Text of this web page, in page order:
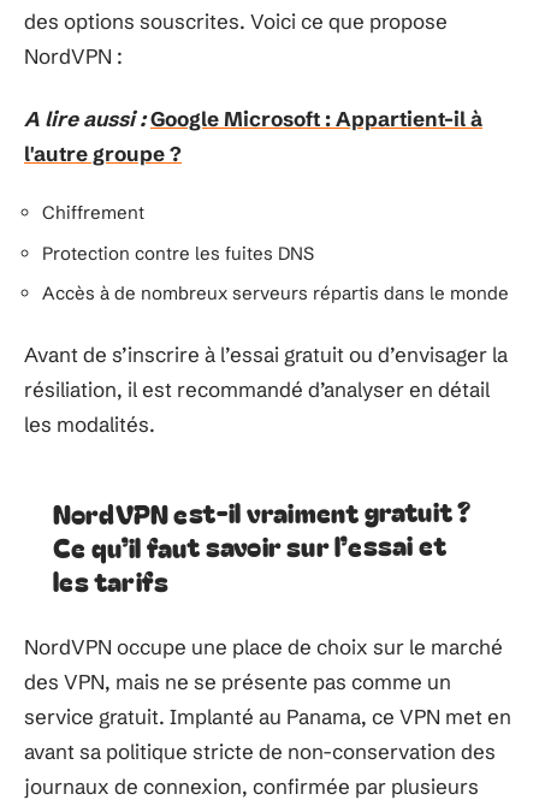
des options souscrites. Voici ce que propose
NordVPN :
A lire aussi :Google Microsoft : Appartient-il à
l'autre groupe ?
Chiffrement
Protection contre les fuites DNS
Accès à de nombreux serveurs répartis dans le monde
Avant de s’inscrire à l’essai gratuit ou d’envisager la
résiliation, il est recommandé d’analyser en détail
les modalités.
NordVPN est-il vraiment gratuit ?
Ce qu’il faut savoir sur l’essai et
les tarifs
NordVPN occupe une place de choix sur le marché
des VPN, mais ne se présente pas comme un
service gratuit. Implanté au Panama, ce VPN met en
avant sa politique stricte de non-conservation des
journaux de connexion, confirmée par plusieurs